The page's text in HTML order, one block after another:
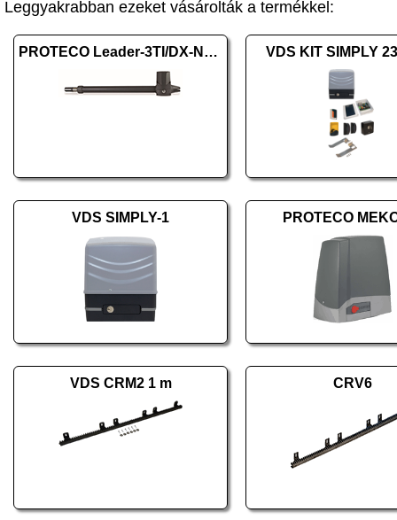
Leggyakrabban ezeket vásárolták a termékkel:
PROTECO Leader-3TI/DX-New jobbos VDS KIT SIMPLY
VDS SIMPLY-1 PROTECO
VDS CRM2 1 m CRV6